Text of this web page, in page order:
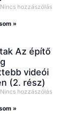
Nincs hozzászólás
»
Az építő
videói
(2. rész)
Nincs hozzászólás
»